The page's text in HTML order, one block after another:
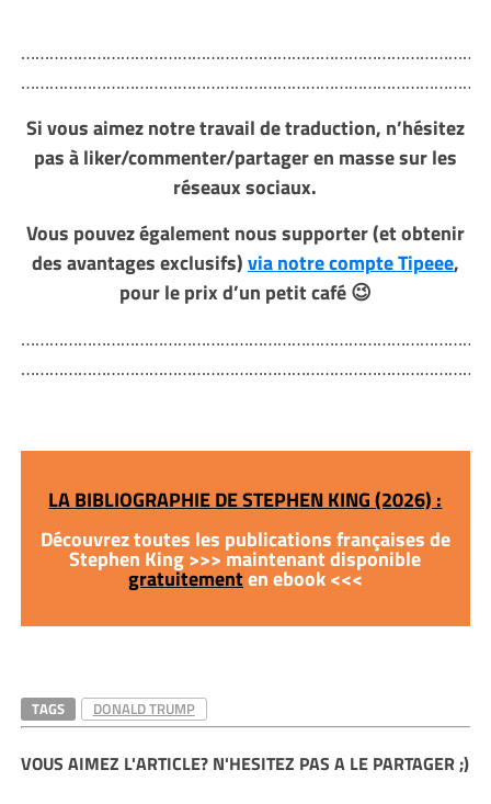
Si vous aimez notre travail de traduction, n’hésitez
pas à liker/commenter/partager en masse sur les
réseaux sociaux.
Vous pouvez également nous supporter (et obtenir
des avantages exclusifs)via notre compte Tipeee,
pour le prix d’un petit café 😉
LA BIBLIOGRAPHIE DE STEPHEN KING (2026) :
Découvrez toutes les publications françaises de
Stephen King >>> maintenant disponible
gratuitementen ebook <<<
TAGS DONALD TRUMP
VOUS AIMEZ L'ARTICLE? N'HESITEZ PAS A LE PARTAGER ;)